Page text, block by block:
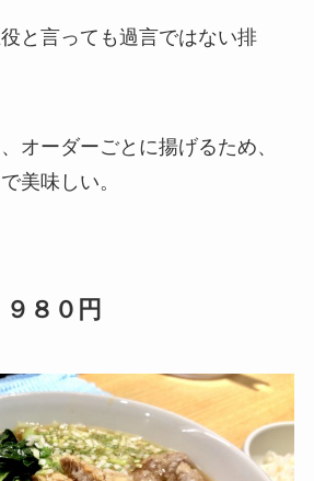
と言っても過言ではない排
オーダーごとに揚げるため、
美味しい。
８０円